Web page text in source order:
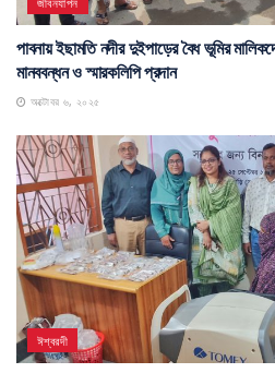
পাবনায় ইছামতি নদীর দুইপাড়ের বৈধ ভূমির
মানববন্ধন ও স্মারকলিপি প্রদান
অক্টোবর ৬, ২০২৫
ঈশ্বরদী